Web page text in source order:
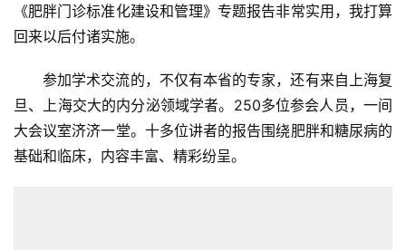
《肥胖门诊标准化建设和管理》专题报告非常实用，我打算
回来以后付诸实施。
参加学术交流的，不仅有本省的专家，还有来自上海复
旦、上海交大的内分泌领域学者。250多位参会人员，一间
大会议室济济一堂。十多位讲者的报告围绕肥胖和糖尿病的
基础和临床，内容丰富、精彩纷呈。